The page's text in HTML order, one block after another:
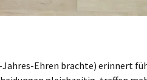
Jahres-Ehren brachte) erinnert